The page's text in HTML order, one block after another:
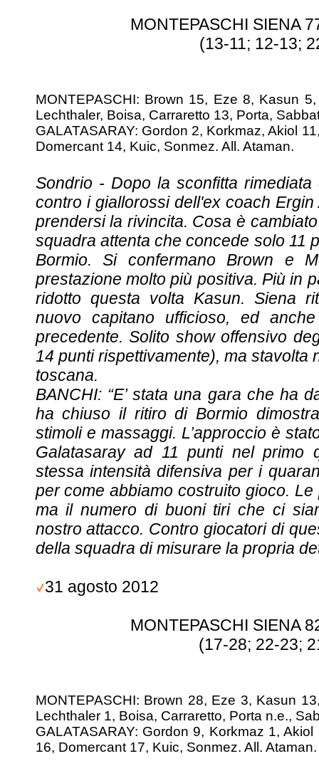
MONTEPASCHI SIENA
(13-11; 12-13;
MONTEPASCHI: Brown 15, Eze 8, Kasun
Lechthaler, Boisa, Carraretto 13, Porta,
GALATASARAY: Gordon 2, Korkmaz, Akiol
Domercant 14, Kuic, Sonmez. All. Ataman.
Sondrio - Dopo la sconfitta
contro i giallorossi dell'ex coach
prendersi la rivincita. Cosa è
squadra attenta che concede solo 11
Bormio. Si confermano Brown e
prestazione molto più positiva. Più in
ridotto questa volta Kasun. Siena
nuovo capitano ufficioso, ed
precedente. Solito show offensivo
14 punti rispettivamente), ma stavolta
toscana.
BANCHI: “E’ stata una gara che ha
ha chiuso il ritiro di Bormio
stimoli e massaggi. L’approccio è
Galatasaray ad 11 punti nel primo
stessa intensità difensiva per i
per come abbiamo costruito gioco.
ma il numero di buoni tiri che ci
nostro attacco. Contro giocatori di
della squadra di misurare la propria
31 agosto 2012
MONTEPASCHI SIENA
(17-28; 22-23;
MONTEPASCHI: Brown 28, Eze 3, Kasun
Lechthaler 1, Boisa, Carraretto, Porta n.e.,
GALATASARAY: Gordon 9, Korkmaz 1,
16, Domercant 17, Kuic, Sonmez. All. Ataman.